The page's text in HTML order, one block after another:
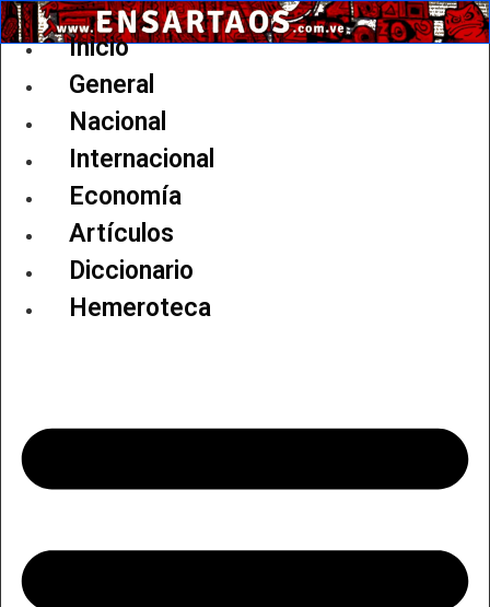
Ir
al
Inicio
General
Nacional
Internacional
Economía
Artículos
Diccionario
Hemeroteca